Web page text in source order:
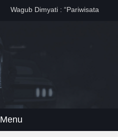
Wagub Dimyati : “Pariwisata
Antusias Periksa Kesehatan
Menu